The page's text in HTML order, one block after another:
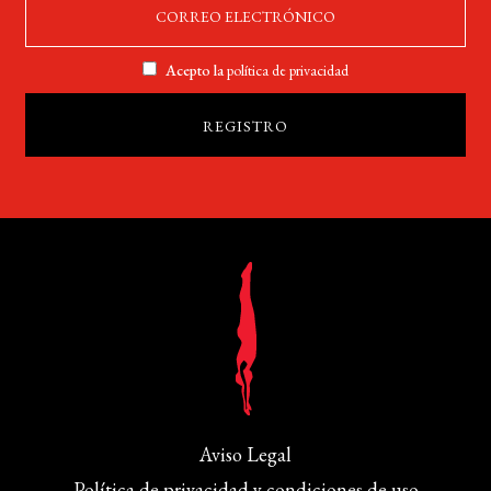
Acepto lapolítica de privacidad
Aviso Legal